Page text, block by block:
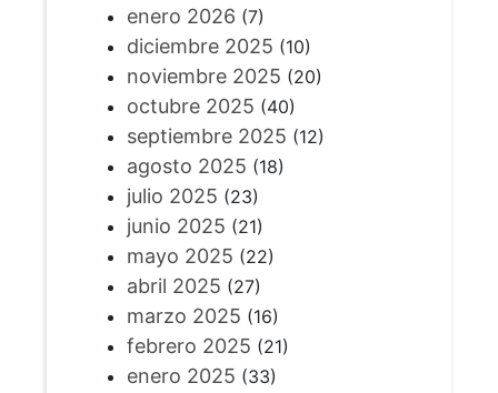
enero 2026 (7)
diciembre 2025 (10)
noviembre 2025 (20)
octubre 2025 (40)
septiembre 2025 (12)
agosto 2025 (18)
julio 2025 (23)
junio 2025 (21)
mayo 2025 (22)
abril 2025 (27)
marzo 2025 (16)
febrero 2025 (21)
enero 2025 (33)